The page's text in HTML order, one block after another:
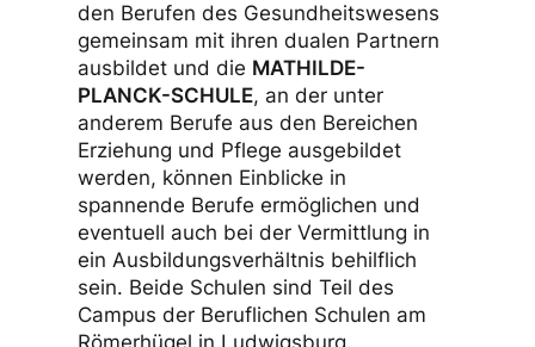
den Berufen des Gesundheitswesens
gemeinsam mit ihren dualen Partnern
ausbildet und die MATHILDE-
PLANCK-SCHULE, an der unter
anderem Berufe aus den Bereichen
Erziehung und Pflege ausgebildet
werden, können Einblicke in
spannende Berufe ermöglichen und
eventuell auch bei der Vermittlung in
ein Ausbildungsverhältnis behilflich
sein. Beide Schulen sind Teil des
Campus der Beruflichen Schulen am